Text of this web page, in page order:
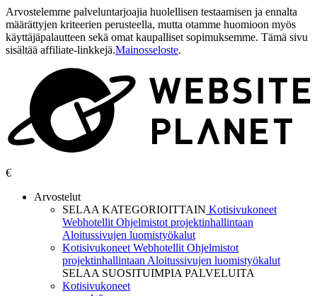
Arvostelemme palveluntarjoajia huolellisen testaamisen ja ennalta
määrättyjen kriteerien perusteella, mutta otamme huomioon myös
käyttäjäpalautteen sekä omat kaupalliset sopimuksemme. Tämä sivu
sisältää affiliate-linkkejä.Mainosseloste.
€
Arvostelut
SELAA KATEGORIOITTAIN Kotisivukoneet
Webhotellit Ohjelmistot projektinhallintaan
Aloitussivujen luomistyökalut
Kotisivukoneet Webhotellit Ohjelmistot
projektinhallintaan Aloitussivujen luomistyökalut
SELAA SUOSITUIMPIA PALVELUITA
Kotisivukoneet